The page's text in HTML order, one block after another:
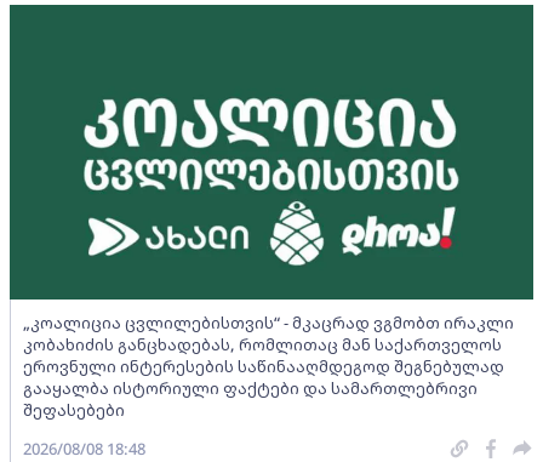
„კოალიცია ცვლილებისთვის“ - მკაცრად ვგმობთ ირაკლი
კობახიძის განცხადებას, რომლითაც მან საქართველოს
ეროვნული ინტერესების საწინააღმდეგოდ შეგნებულად
გააყალბა ისტორიული ფაქტები და სამართლებრივი
შეფასებები
2026/08/08 18:48